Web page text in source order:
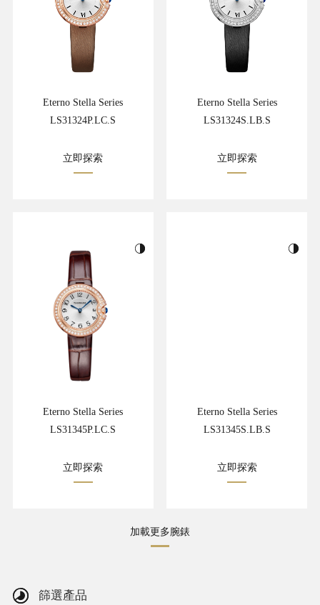
Eterno Stella Series
LS31324P.LC.S
立即探索
Eterno Stella Series
LS31324S.LB.S
立即探索
Eterno Stella Series
LS31345P.LC.S
立即探索
Eterno Stella Series
LS31345S.LB.S
立即探索
加載更多腕錶
篩選產品